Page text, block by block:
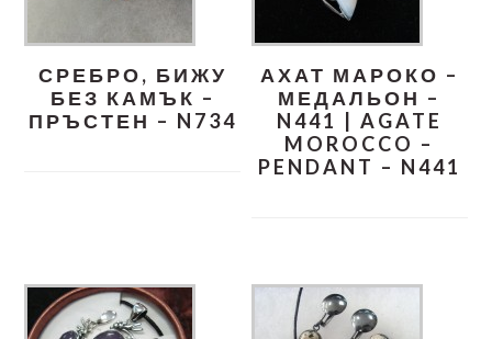
СРЕБРО, БИЖУ
БЕЗ КАМЪК –
ПРЪСТЕН – N734
АХАТ МАРОКО –
МЕДАЛЬОН –
N441 | AGATE
MOROCCO –
PENDANT – N441